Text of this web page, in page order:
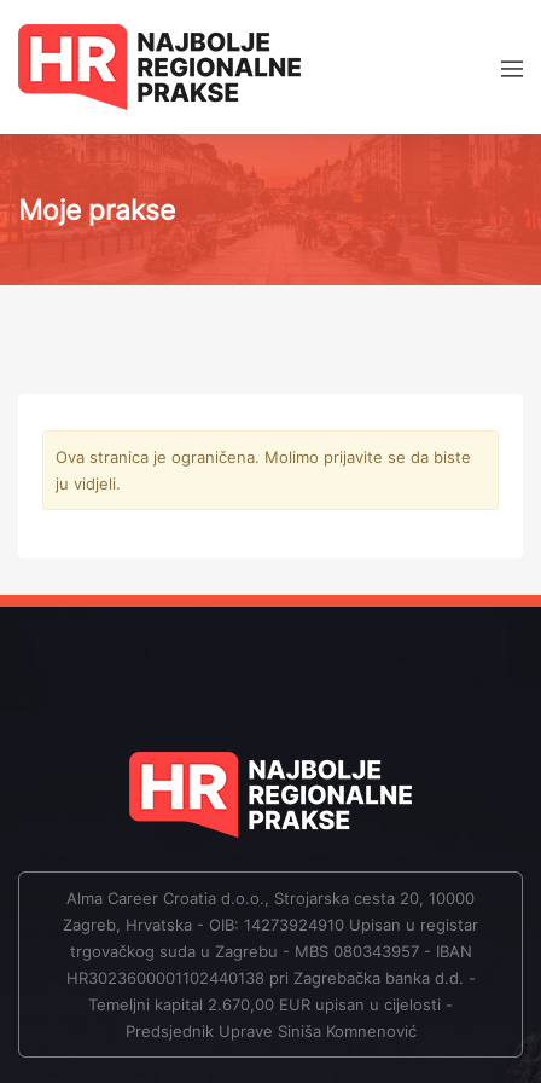
Moje prakse
Ova stranica je ograničena. Molimo prijavite se da biste
ju vidjeli.
Alma Career Croatia d.o.o., Strojarska cesta 20, 10000
Zagreb, Hrvatska - OIB: 14273924910 Upisan u registar
trgovačkog suda u Zagrebu - MBS 080343957 - IBAN
HR3023600001102440138 pri Zagrebačka banka d.d. -
Temeljni kapital 2.670,00 EUR upisan u cijelosti -
Predsjednik Uprave Siniša Komnenović